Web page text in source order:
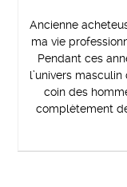
Ancienne
ma vie
Pendant ces
l’univers
coin des
complètement